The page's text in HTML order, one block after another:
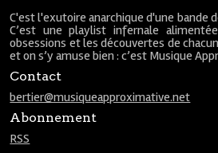
C'est l'exutoire anarchique d'une bande
C’est une playlist infernale
obsessions et les découvertes de
et on s’y amuse bien : c’est Musique
Contact
bertier@musiqueapproximative.net
Abonnement
RSS